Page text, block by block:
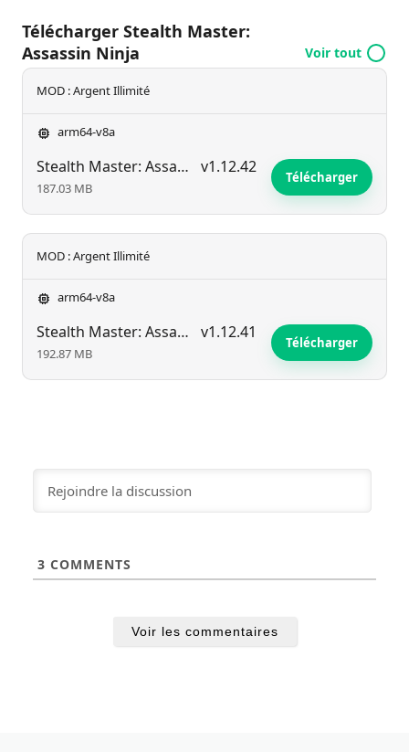
Télécharger Stealth Master:
Assassin Ninja
Voir tout
MOD : Argent Illimité
arm64-v8a
Stealth Master: Assassin Ninja v1.12.42
187.03 MB
Télécharger
MOD : Argent Illimité
arm64-v8a
Stealth Master: Assassin Ninja v1.12.41
192.87 MB
Télécharger
3 COMMENTS
Voir les commentaires